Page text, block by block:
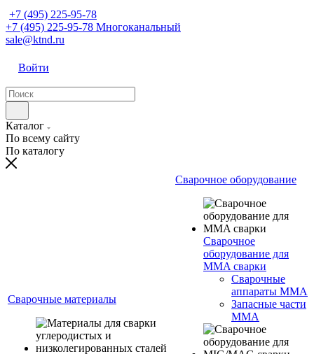
+7 (495) 225-95-78
+7 (495) 225-95-78 Многоканальный
sale@ktnd.ru
Войти
Каталог
По всему сайту
По каталогу
Сварочные материалы
Сварочное оборудование
Сварочное
оборудование для
MMA сварки
Сварочные
аппараты MMA
Запасные части
MMA